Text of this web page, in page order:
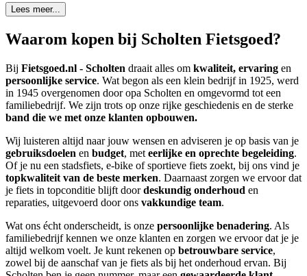
Lees meer...
Waarom kopen bij Scholten Fietsgoed?
Bij Fietsgoed.nl - Scholten draait alles om kwaliteit, ervaring en
persoonlijke service. Wat begon als een klein bedrijf in 1925, werd
in 1945 overgenomen door opa Scholten en omgevormd tot een
familiebedrijf. We zijn trots op onze rijke geschiedenis en de sterke
band die we met onze klanten opbouwen.
Wij luisteren altijd naar jouw wensen en adviseren je op basis van je
gebruiksdoelen en budget, met eerlijke en oprechte begeleiding.
Of je nu een stadsfiets, e-bike of sportieve fiets zoekt, bij ons vind je
topkwaliteit van de beste merken. Daarnaast zorgen we ervoor dat
je fiets in topconditie blijft doordeskundig onderhoud en
reparaties, uitgevoerd door ons vakkundige team.
Wat ons écht onderscheidt, is onze persoonlijke benadering. Als
familiebedrijf kennen we onze klanten en zorgen we ervoor dat je je
altijd welkom voelt. Je kunt rekenen op betrouwbare service,
zowel bij de aanschaf van je fiets als bij het onderhoud ervan. Bij